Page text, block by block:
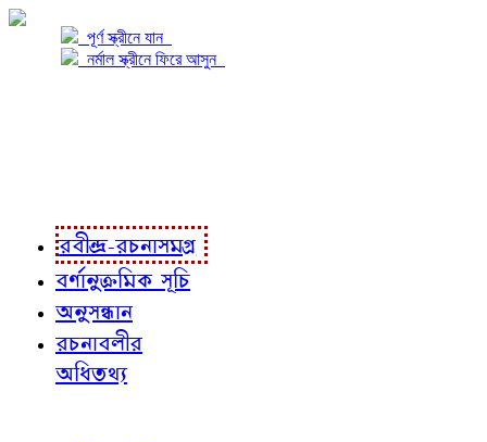
পূর্ণ স্ক্রীনে যান
নর্মাল স্ক্রীনে ফিরে আসুন
রবীন্দ্র-রচনাসমগ্র
বর্ণানুক্রমিক সূচি
অনুসন্ধান
রচনাবলীর
অধিতথ্য